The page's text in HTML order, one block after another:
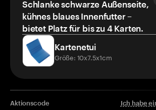
Schlanke schwarze Außenseite,
kühnes blaues Innenfutter –
bietet Platz für bis zu 4 Karten.
Kartenetui
Größe: 10x7.5x1cm
Aktionscode Ich habe